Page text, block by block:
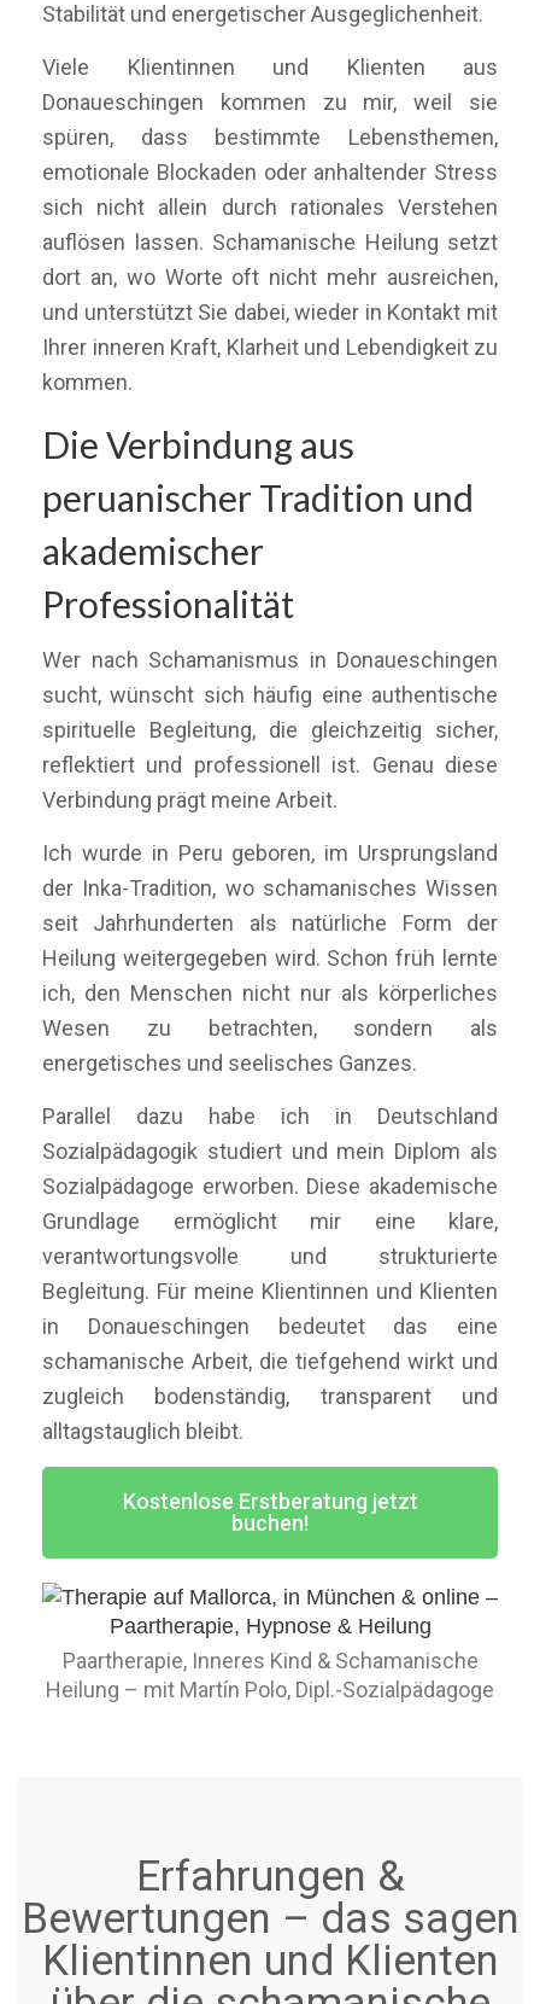
Stabilität und energetischer Ausgeglichenheit.
Viele Klientinnen und Klienten aus
Donaueschingen kommen zu mir, weil sie
spüren, dass bestimmte Lebensthemen,
emotionale Blockaden oder anhaltender Stress
sich nicht allein durch rationales Verstehen
auflösen lassen. Schamanische Heilung setzt
dort an, wo Worte oft nicht mehr ausreichen,
und unterstützt Sie dabei, wieder in Kontakt mit
Ihrer inneren Kraft, Klarheit und Lebendigkeit zu
kommen.
Die Verbindung aus
peruanischer Tradition und
akademischer
Professionalität
Wer nach Schamanismus in Donaueschingen
sucht, wünscht sich häufig eine authentische
spirituelle Begleitung, die gleichzeitig sicher,
reflektiert und professionell ist. Genau diese
Verbindung prägt meine Arbeit.
Ich wurde in Peru geboren, im Ursprungsland
der Inka-Tradition, wo schamanisches Wissen
seit Jahrhunderten als natürliche Form der
Heilung weitergegeben wird. Schon früh lernte
ich, den Menschen nicht nur als körperliches
Wesen zu betrachten, sondern als
energetisches und seelisches Ganzes.
Parallel dazu habe ich in Deutschland
Sozialpädagogik studiert und mein Diplom als
Sozialpädagoge erworben. Diese akademische
Grundlage ermöglicht mir eine klare,
verantwortungsvolle und strukturierte
Begleitung. Für meine Klientinnen und Klienten
in Donaueschingen bedeutet das eine
schamanische Arbeit, die tiefgehend wirkt und
zugleich bodenständig, transparent und
alltagstauglich bleibt.
Kostenlose Erstberatung jetzt
buchen!
Paartherapie, Inneres Kind & Schamanische
Heilung – mit Martín Polo, Dipl.-Sozialpädagoge
Erfahrungen &
Bewertungen – das sagen
Klientinnen und Klienten